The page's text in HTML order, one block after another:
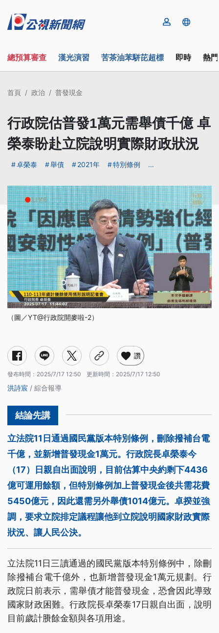
總預算審查 漢光演習 苦茶油苯駢芘超標 即時 熱
首頁 政治 普發現金
行政院估普發1萬元需舉債千億 卓
榮泰盼赴立院說明實際財政狀況
卓榮泰 舉債 2021年 特別條例 ...
（圖／YT@行政院開麥啦-2）
讚
發布時間： 2025/7/17 12:50 更新時間： 2025/7/17 12:50
洪詩宸 / 綜合報導
立法院11日通過國民黨版本特別條例，刪除撥補台電
千億，並新增普發現金1萬元。行政院長卓榮泰今
（17）日親自出面說明，目前估算中央約剩下4436
億可運用餘額，但特別條例加上普發現金後共需花費
5450億元，因此還需另外舉債1014億元。卓揆並強
調，要求立院排定議程讓他到立院說明國家財政實際
狀況、讓人民公決。
立法院11日三讀通過的國民黨版本特別條例中，除刪
除撥補台電千億外，也新增普發現金1萬元規劃。行
政院日前表示，需舉債才能普發現金，恐會因此導致
國家財政困難。行政院長卓榮泰17日親自出面，說明
目前歲計賸餘金額與各項用途。